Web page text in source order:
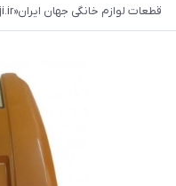
قطعات لوازم خانگی جهان ایران«apji.ir»